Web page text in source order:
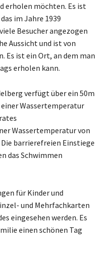
erholen möchten. Es ist
im Jahre 1939
Besucher angezogen
Aussicht und ist von
Es ist ein Ort, an dem man
erholen kann.
verfügt über ein 50m
Wassertemperatur
Wassertemperatur von
Die barrierefreien Einstiege
das Schwimmen
für Kinder und
und Mehrfachkarten
eingesehen werden. Es
einen schönen Tag